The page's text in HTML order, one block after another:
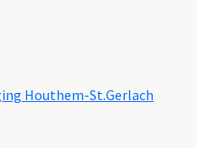
Houthem-St.Gerlach